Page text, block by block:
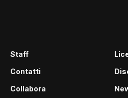
Staff
Contatti
Collabora